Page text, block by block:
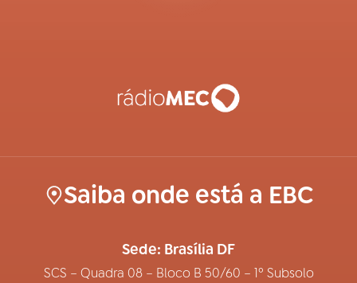
Saiba onde está a EBC
Sede: Brasília DF
SCS – Quadra 08 – Bloco B 50/60 – 1º Subsolo